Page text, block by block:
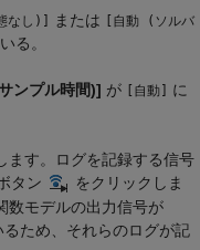
なし)] または
[自動 (ソルバ
る。
ンプル時間)] が [自動] に
ます。ログを記録する信号
タン
をクリックしま
数モデルの出力信号が
ため、それらのログが記